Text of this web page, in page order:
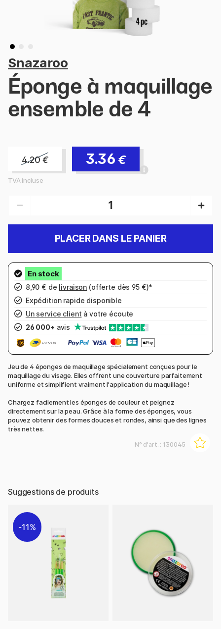
Snazaroo
Éponge à maquillage
ensemble de 4
4.20€ 3.36 €
TVA incluse
PLACER DANS LE PANIER
8,90 € de livraison (offerte dès 95 €)*
Expédition rapide disponible
Un service client à votre écoute
26 000+ avis
Jeu de 4 éponges de maquillage spécialement conçues pour le
maquillage du visage. Elles offrent une couverture parfaitement
uniforme et simplifient vraiment l'application du maquillage !
Chargez facilement les éponges de couleur et peignez
directement sur la peau. Grâce à la forme des éponges, vous
pouvez obtenir des formes douces et rondes, ainsi que des lignes
très nettes.
N° d'art. : 130045
Suggestions de produits
11%